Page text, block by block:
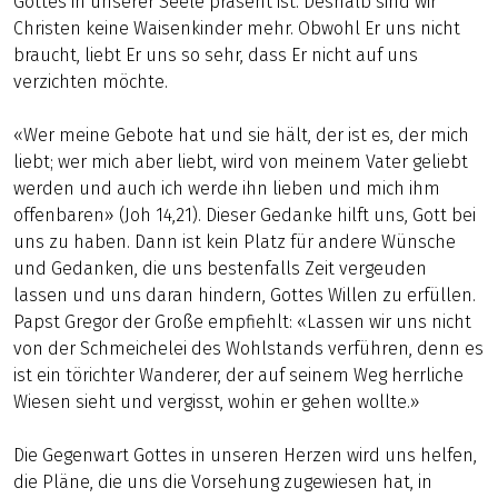
Christen keine Waisenkinder mehr. Obwohl Er uns nicht
braucht, liebt Er uns so sehr, dass Er nicht auf uns
verzichten möchte.
«Wer meine Gebote hat und sie hält, der ist es, der mich
liebt; wer mich aber liebt, wird von meinem Vater geliebt
werden und auch ich werde ihn lieben und mich ihm
offenbaren» (Joh 14,21). Dieser Gedanke hilft uns, Gott bei
uns zu haben. Dann ist kein Platz für andere Wünsche
und Gedanken, die uns bestenfalls Zeit vergeuden
lassen und uns daran hindern, Gottes Willen zu erfüllen.
Papst Gregor der Große empfiehlt: «Lassen wir uns nicht
von der Schmeichelei des Wohlstands verführen, denn es
ist ein törichter Wanderer, der auf seinem Weg herrliche
Wiesen sieht und vergisst, wohin er gehen wollte.»
Die Gegenwart Gottes in unseren Herzen wird uns helfen,
die Pläne, die uns die Vorsehung zugewiesen hat, in